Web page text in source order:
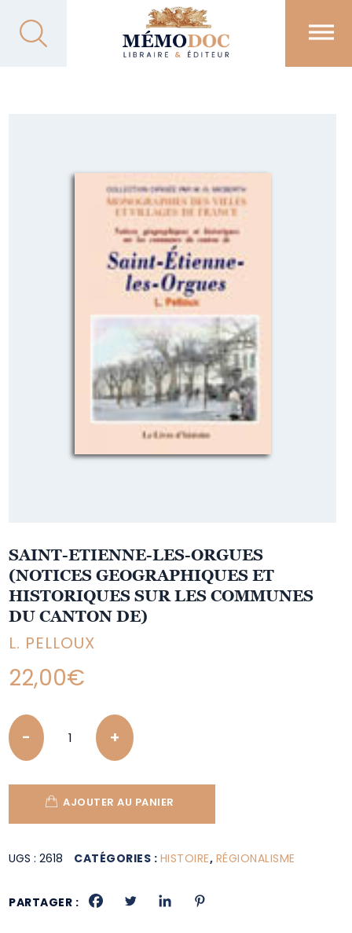
SAINT-ETIENNE-LES-ORGUES
(NOTICES GEOGRAPHIQUES ET
HISTORIQUES SUR LES COMMUNES
DU CANTON DE)
L. PELLOUX
22,00€
Quantity
AJOUTER AU PANIER
UGS :2618 CATÉGORIES : HISTOIRE, RÉGIONALISME
PARTAGER :